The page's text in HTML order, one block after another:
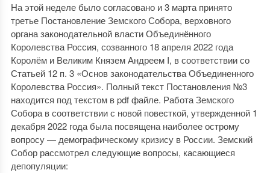
На этой неделе было согласовано и 3 марта принято
третье Постановление Земского Собора, верховного
органа законодательной власти Объединённого
Королевства Россия, созванного 18 апреля 2022 года
Королём и Великим Князем Андреем I, в соответствии со
Статьей 12 п. 3 «Основ законодательства Объединенного
Королевства Россия». Полный текст Постановления №3
находится под текстом в pdf файле. Работа Земского
Собора в соответствии с новой повесткой, утвержденной 1
декабря 2022 года была посвящена наиболее острому
вопросу — демографическому кризису в России. Земский
Собор рассмотрел следующие вопросы, касающиеся
депопуляции: